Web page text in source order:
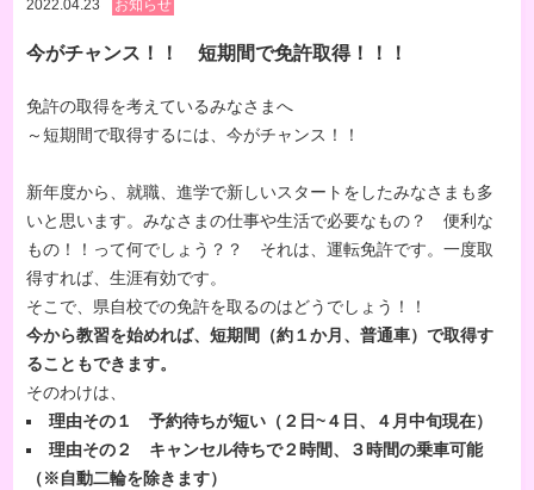
2022.04.23 お知らせ
今がチャンス！！ 短期間で免許取得！！！
免許の取得を考えているみなさまへ
～短期間で取得するには、今がチャンス！！
新年度から、就職、進学で新しいスタートをしたみなさまも多
いと思います。みなさまの仕事や生活で必要なもの？ 便利な
もの！！って何でしょう？？ それは、運転免許です。一度取
得すれば、生涯有効です。
そこで、県自校での免許を取るのはどうでしょう！！
今から教習を始めれば、短期間（約１か月、普通車）で取得す
ることもできます。
そのわけは、
理由その１ 予約待ちが短い（２日~４日、４月中旬現在）
理由その２ キャンセル待ちで２時間、３時間の乗車可能
（※自動二輪を除きます）